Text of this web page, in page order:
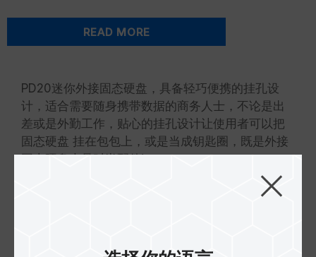
READ MORE
PD20迷你外接固态硬盘，具备轻巧便携的挂孔设
计，适合需要随身携带数据的商务人士，不论是出
差或是外勤工作，贴心的挂孔设计让使用者可以把
固态硬盘 挂在包包上，或是当成钥匙圈，既是外接
固态硬盘也是时尚配件!